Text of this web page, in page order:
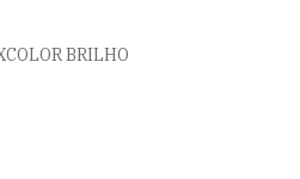
BRILHO